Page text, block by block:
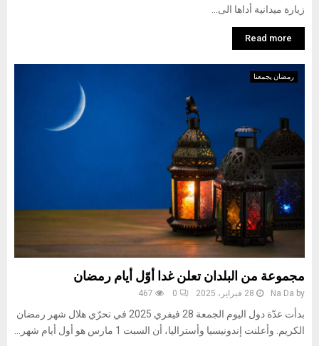
زيارة ميدانية أداها الى...
Read more
رمضان يجمعنا
مجموعة من البلدان تعلن غدا أوّل أيام رمضان
by
Na Da 28 فبراير، 2025 0
467
بدأت عدّة دول اليوم الجمعة 28 فيفري 2025 في تحرّي هلال شهر رمضان
الكريم. وأعلنت إندونيسيا وأستراليا، أن السبت 1 مارس هو أول أيام شهر...